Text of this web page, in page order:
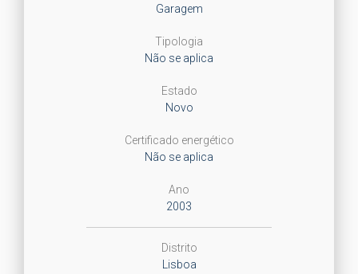
Garagem
Tipologia
Não se aplica
Estado
Novo
Certificado energético
Não se aplica
Ano
2003
Distrito
Lisboa